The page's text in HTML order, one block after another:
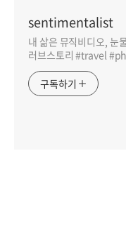
sentimentalist
내 삶은 뮤직비디오, 눈
러브스토리 #travel
구독하기